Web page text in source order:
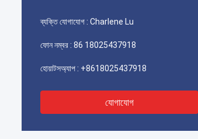
ব্যক্তি যোগাযোগ : Charlene Lu
ফোন নম্বর : 86 18025437918
হোয়াটসঅ্যাপ : +8618025437918
যোগাযোগ